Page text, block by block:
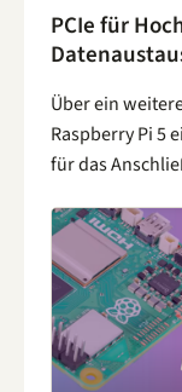
PCIe für
Über ein
Raspberry Pi 5
für das